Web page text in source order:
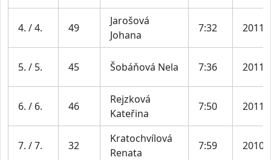
4. / 4. 49
Jarošová
Johana
7:32 2011
5. / 5. 45 Šobáňová Nela 7:36 2011
6. / 6. 46
Rejzková
Kateřina
7:50 2011
7. / 7. 32
Kratochvílová
Renata
7:59 2010